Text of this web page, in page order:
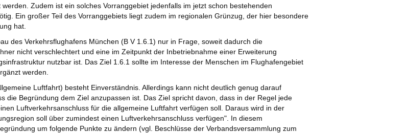
Zudem ist ein solches Vorranggebiet jedenfalls im jetzt schon bestehenden
Ein großer Teil des Vorranggebiets liegt zudem im regionalen Grünzug, der hier besondere
hat.
des Verkehrsflughafens München (B V 1.6.1) nur in Frage, soweit dadurch die
nicht verschlechtert und eine im Zeitpunkt der Inbetriebnahme einer Erweiterung
nutzbar ist. Das Ziel 1.6.1 sollte im Interesse der Menschen im Flughafengebiet
werden.
Luftfahrt) besteht Einverständnis. Allerdings kann nicht deutlich genug darauf
die Begründung dem Ziel anzupassen ist. Das Ziel spricht davon, dass in der Regel jede
Luftverkehrsanschluss für die allgemeine Luftfahrt verfügen soll. Daraus wird in der
soll über zumindest einen Luftverkehrsanschluss verfügen". In diesem
um folgende Punkte zu ändern (vgl. Beschlüsse der Verbandsversammlung zum